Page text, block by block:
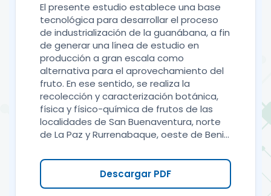
El presente estudio establece una base
tecnológica para desarrollar el proceso
de industrialización de la guanábana, a fin
de generar una línea de estudio en
producción a gran escala como
alternativa para el aprovechamiento del
fruto. En ese sentido, se realiza la
recolección y caracterización botánica,
física y físico-química de frutos de las
localidades de San Buenaventura, norte
de La Paz y Rurrenabaque, oeste de Beni...
Descargar PDF